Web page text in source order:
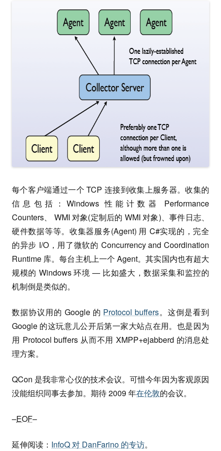
每个客户端通过一个 TCP 连接到收集上服务器。收集的
信息包括：Windows 性能计数器 Performance
Counters、 WMI 对象(定制后的 WMI 对象)、事件日志、
硬件数据等等。收集器服务(Agent) 用 C#实现的，完全
的异步 I/O，用了微软的 Concurrency and Coordination
Runtime 库。每台主机上一个 Agent。其实国内也有超大
规模的 Windows 环境 — 比如盛大，数据采集和监控的
机制倒是类似的。
数据协议用的 Google 的 Protocol buffers。这倒是看到
Google 的这玩意儿公开后第一家大站点在用。也是因为
用 Protocol buffers 从而不用 XMPP+ejabberd 的消息处
理方案。
QCon 是我非常心仪的技术会议。可惜今年因为客观原因
没能组织同事去参加。期待 2009 年在伦敦的会议。
–EOF–
延伸阅读： InfoQ 对 DanFarino 的专访。